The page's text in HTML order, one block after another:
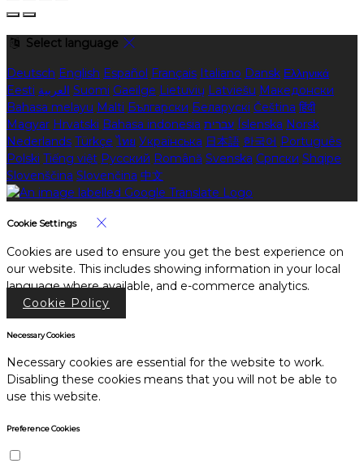
Select language
Deutsch English Español Français Italiano Dansk Ελληνικά
Eesti العربية Suomi Gaeilge Lietuvių Latviešu Македонски
Bahasa melayu Malti Български Беларускі Čeština हिंदी
Magyar Hrvatski Bahasa indonesia עברית Íslenska Norsk
Nederlands Türkçe ไทย Українська 日本語 한국어 Português
Polski Tiếng việt Русский Română Svenska Српски Shqipe
Slovenščina Slovenčina 中文
Cookie Settings
Cookies are used to ensure you get the best experience on
our website. This includes showing information in your local
language where available, and e-commerce analytics.
Cookie Policy
Necessary Cookies
Necessary cookies are essential for the website to work.
Disabling these cookies means that you will not be able to
use this website.
Preference Cookies